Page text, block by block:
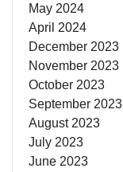
May 2024
April 2024
December 2023
November 2023
October 2023
September 2023
August 2023
July 2023
June 2023